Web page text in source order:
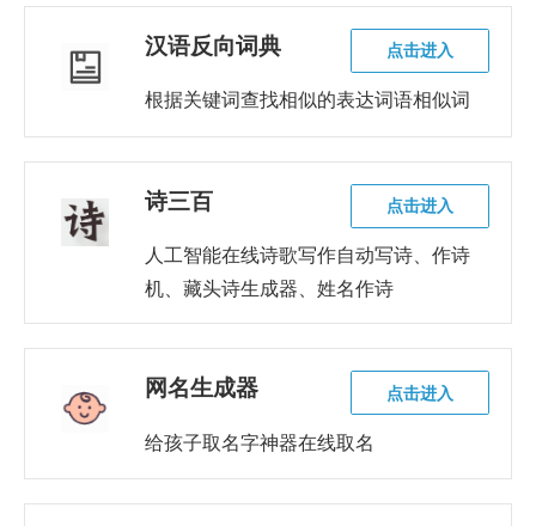
汉语反向词典 点击进入
根据关键词查找相似的表达词语相似词
诗三百 点击进入
人工智能在线诗歌写作自动写诗、作诗
机、藏头诗生成器、姓名作诗
网名生成器 点击进入
给孩子取名字神器在线取名